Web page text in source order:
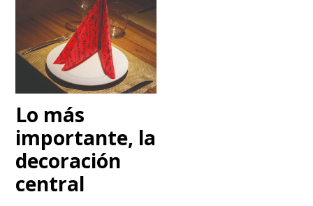
Lo más
importante, la
decoración
central